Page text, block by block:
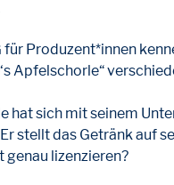
Produzent*innen
Apfelschorle“
hat sich mit seinem
stellt das Getränk auf
genau lizenzieren?